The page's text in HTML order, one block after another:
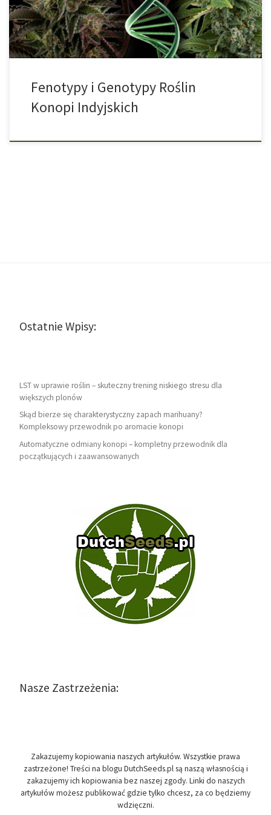
wyrosły dwie zupełnie różne […]
Fenotypy i Genotypy Roślin
Konopi Indyjskich
Ostatnie Wpisy:
LST w uprawie roślin – skuteczny trening niskiego stresu dla
większych plonów
Skąd bierze się charakterystyczny zapach marihuany?
Kompleksowy przewodnik po aromacie konopi
Automatyczne odmiany konopi – kompletny przewodnik dla
początkujących i zaawansowanych
Nasze Zastrzeżenia:
Zakazujemy kopiowania naszych artykułów. Wszystkie prawa
zastrzeżone! Treści na blogu DutchSeeds.pl są naszą własnością i
zakazujemy ich kopiowania bez naszej zgody. Linki do naszych
artykułów możesz publikować gdzie tylko chcesz, za co będziemy
wdzięczni.